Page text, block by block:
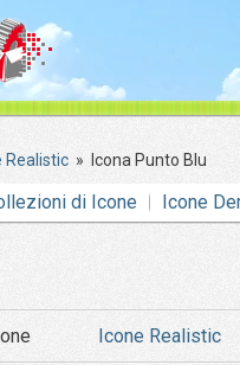
Realistic » Icona Punto Blu
di Icone Icone
Icone Realistic